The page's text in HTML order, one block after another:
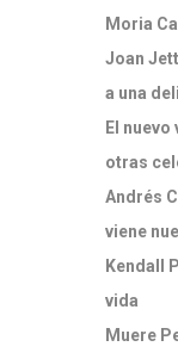
Moria
Joan
a una
El
otras
Andrés
viene
Kendall
vida
Muere